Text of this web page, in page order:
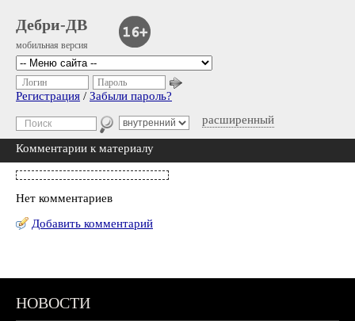
Дебри-ДВ
мобильная версия
расширенный
Логин Пароль
Регистрация / Забыли пароль?
Комментарии к материалу
Нет комментариев
Добавить комментарий
НОВОСТИ